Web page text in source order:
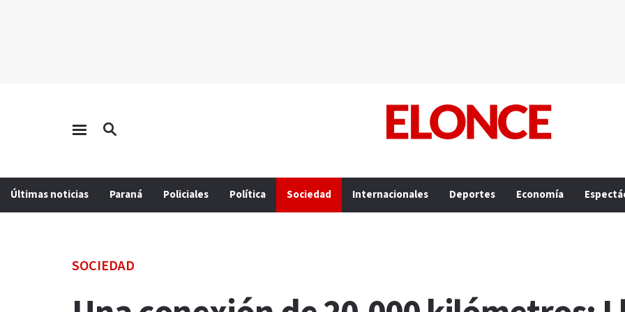
Últimas noticias Paraná Policiales Política Sociedad Internacionales Deportes Economía
SOCIEDAD